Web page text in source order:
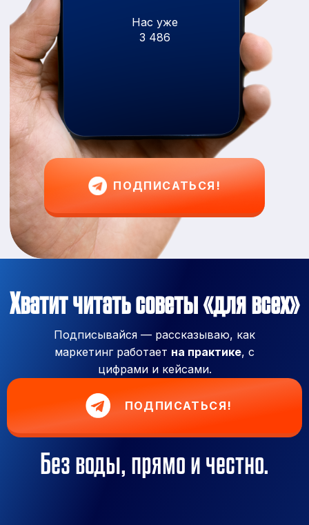
ПОДПИСАТЬСЯ!
Нас уже
3 486
Хватит читать советы «для всех»
Подписывайся — рассказываю, как
маркетинг работает на практике, с
цифрами и кейсами.
ПОДПИСАТЬСЯ!
Без воды, прямо и честно.